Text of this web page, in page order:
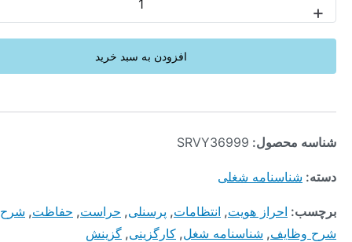
افزودن به سبد خرید
محصول:SRVY36999
شغلی
احراز هویت,انتظامات, پرسنلی,حراست,حفاظت,شرح شغل ,
, شناسنامه شغل,کارگزینی, گزینش